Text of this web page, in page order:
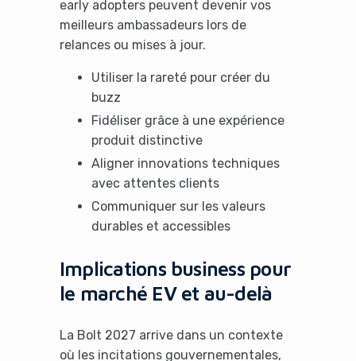
early adopters peuvent devenir vos
meilleurs ambassadeurs lors de
relances ou mises à jour.
Utiliser la rareté pour créer du
buzz
Fidéliser grâce à une expérience
produit distinctive
Aligner innovations techniques
avec attentes clients
Communiquer sur les valeurs
durables et accessibles
Implications business pour
le marché EV et au-delà
La Bolt 2027 arrive dans un contexte
où les incitations gouvernementales,